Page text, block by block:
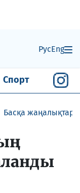
РусEng
Спорт
Басқа жаңалықтар